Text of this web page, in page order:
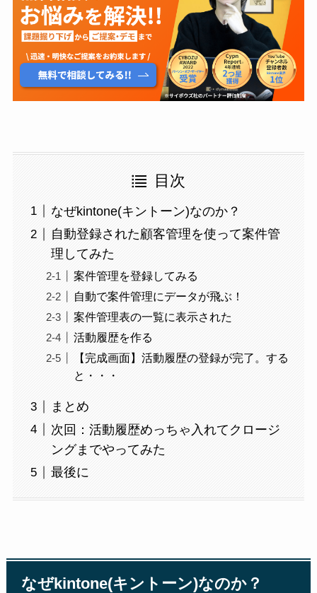
目次
なぜkintone(キントーン)なのか？
自動登録された顧客管理を使って案件管
理してみた
案件管理を登録してみる
自動で案件管理にデータが飛ぶ！
案件管理表の一覧に表示された
活動履歴を作る
【完成画面】活動履歴の登録が完了。する
と・・・
まとめ
次回：活動履歴めっちゃ入れてクロージ
ングまでやってみた
最後に
なぜkintone(キントーン)なのか？